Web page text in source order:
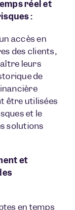
réel et
:
accès en
des clients,
leurs
de
être utilisées
et le
solutions
et
en temps